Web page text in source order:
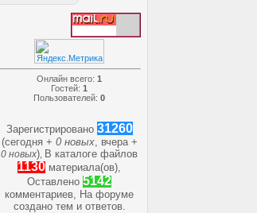
Онлайн всего: 1
Гостей: 1
Пользователей: 0
Зарегистрировано 31260
(сегодня + 0 новых, вчера +
0 новых) В каталоге файлов
1130 материала(ов),
Оставлено 5142
комментариев, На форуме
создано тем и ответов.